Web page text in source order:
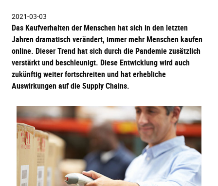
2021-03-03
Das Kaufverhalten der Menschen hat sich in den letzten
Jahren dramatisch verändert, immer mehr Menschen kaufen
online. Dieser Trend hat sich durch die Pandemie zusätzlich
verstärkt und beschleunigt. Diese Entwicklung wird auch
zukünftig weiter fortschreiten und hat erhebliche
Auswirkungen auf die Supply Chains.